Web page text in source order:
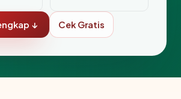
↓ Cek Gratis